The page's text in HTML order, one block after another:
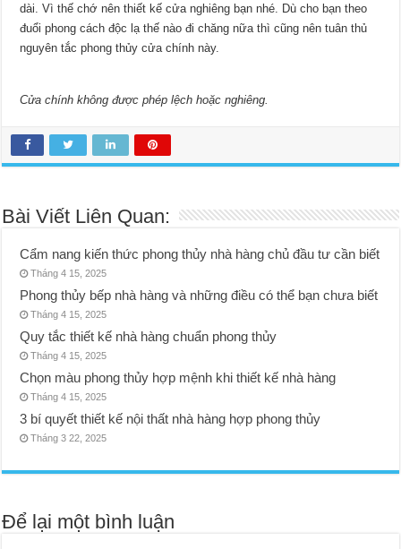
dài. Vì thế chớ nên thiết kế cửa nghiêng bạn nhé. Dù cho bạn theo
đuổi phong cách độc lạ thế nào đi chăng nữa thì cũng nên tuân thủ
nguyên tắc phong thủy cửa chính này.
Cửa chính không được phép lệch hoặc nghiêng.
Bài Viết Liên Quan:
Cẩm nang kiến thức phong thủy nhà hàng chủ đầu tư cần biết
Tháng 4 15, 2025
Phong thủy bếp nhà hàng và những điều có thể bạn chưa biết
Tháng 4 15, 2025
Quy tắc thiết kế nhà hàng chuẩn phong thủy
Tháng 4 15, 2025
Chọn màu phong thủy hợp mệnh khi thiết kế nhà hàng
Tháng 4 15, 2025
3 bí quyết thiết kế nội thất nhà hàng hợp phong thủy
Tháng 3 22, 2025
Để lại một bình luận